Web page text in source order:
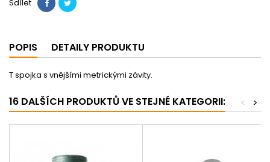
Sdílet
POPIS DETAILY PRODUKTU
T spojka s vnějšími metrickými závity.
16 DALŠÍCH PRODUKTŮ VE STEJNÉ KATEGORII: >
<